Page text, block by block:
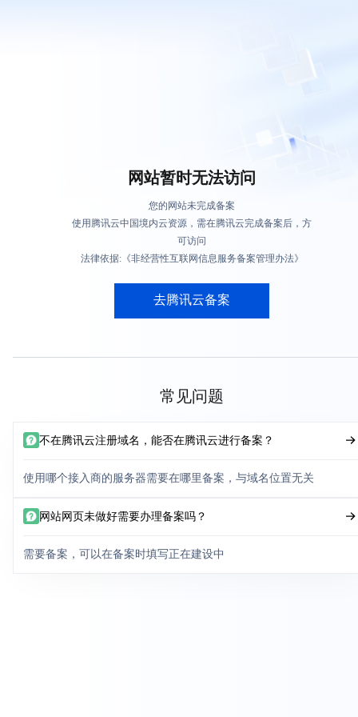
网站暂时无法访问
您的网站未完成备案
使用腾讯云中国境内云资源，需在腾讯云完成备案后，方
可访问
法律依据:《非经营性互联网信息服务备案管理办法》
去腾讯云备案
常见问题
不在腾讯云注册域名，能否在腾讯云进行备案？
使用哪个接入商的服务器需要在哪里备案，与域名位置无关
网站网页未做好需要办理备案吗？
需要备案，可以在备案时填写正在建设中